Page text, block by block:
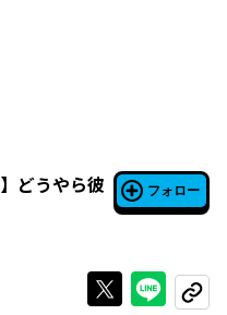
】 どうやら彼
フォロー
Xで投稿する
ライン
コピー